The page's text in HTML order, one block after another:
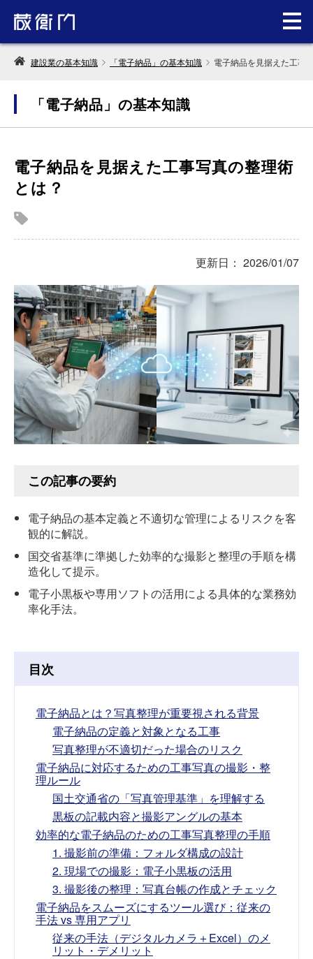
建設業の基本知識 「電子納品」の基本知識 電子納品を見据えた工事
「電子納品」の基本知識
電子納品を見据えた工事写真の整理術
とは？
更新日： 2026/01/07
この記事の要約
電子納品の基本定義と不適切な管理によるリスクを客
観的に解説。
国交省基準に準拠した効率的な撮影と整理の手順を構
造化して提示。
電子小黒板や専用ソフトの活用による具体的な業務効
率化手法。
目次
電子納品とは？写真整理が重要視される背景
電子納品の定義と対象となる工事
写真整理が不適切だった場合のリスク
電子納品に対応するための工事写真の撮影・整
理ルール
国土交通省の「写真管理基準」を理解する
黒板の記載内容と撮影アングルの基本
効率的な電子納品のための工事写真整理の手順
1. 撮影前の準備：フォルダ構成の設計
2. 現場での撮影：電子小黒板の活用
3. 撮影後の整理：写真台帳の作成とチェック
電子納品をスムーズにするツール選び：従来の
手法 vs 専用アプリ
従来の手法（デジタルカメラ＋Excel）のメ
リット・デメリット